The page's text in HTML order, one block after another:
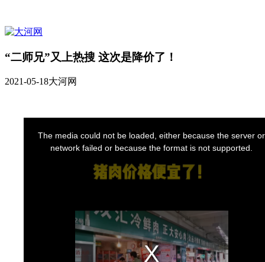
“二师兄”又上热搜 这次是降价了！
2021-05-18大河网